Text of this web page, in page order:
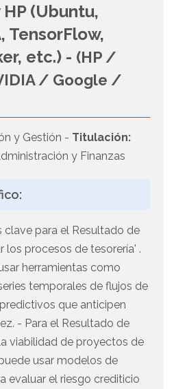
(Ubuntu,
TensorFlow,
etc.) - (HP /
/ Google /
y Gestión - Titulación:
y Finanzas
clave para el Resultado de
los procesos de tesorería' .
herramientas como
temporales de flujos de
que anticipen
- Para el Resultado de
viabilidad de proyectos de
usar modelos de
evaluar el riesgo crediticio